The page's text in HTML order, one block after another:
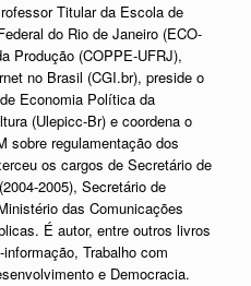
Titular da Escola de
do Rio de Janeiro (ECO-
Produção (COPPE-UFRJ),
no Brasil (CGI.br), preside o
Economia Política da
(Ulepicc-Br) e coordena o
sobre regulamentação dos
os cargos de Secretário de
2005), Secretário de
das Comunicações
É autor, entre outros livros
Trabalho com
e Democracia.